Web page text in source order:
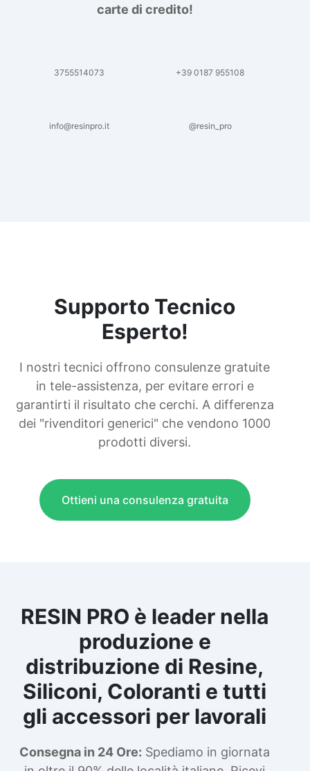
carte di credito!
3755514073 +39 0187 955108
info@resinpro.it @resin_pro
Supporto Tecnico
Esperto!
I nostri tecnici offrono consulenze gratuite
in tele-assistenza, per evitare errori e
garantirti il risultato che cerchi. A differenza
dei "rivenditori generici" che vendono 1000
prodotti diversi.
Ottieni una consulenza gratuita
RESIN PRO è leader nella
produzione e
distribuzione di Resine,
Siliconi, Coloranti e tutti
gli accessori per lavorali
Consegna in 24 Ore: Spediamo in giornata